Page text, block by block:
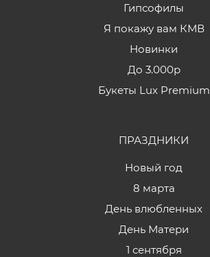
Гипсофилы
Я покажу вам КМВ
Новинки
До 3.000р
Букеты Lux Premium
ПРАЗДНИКИ
Новый год
8 марта
День влюбленных
День Матери
1 сентября